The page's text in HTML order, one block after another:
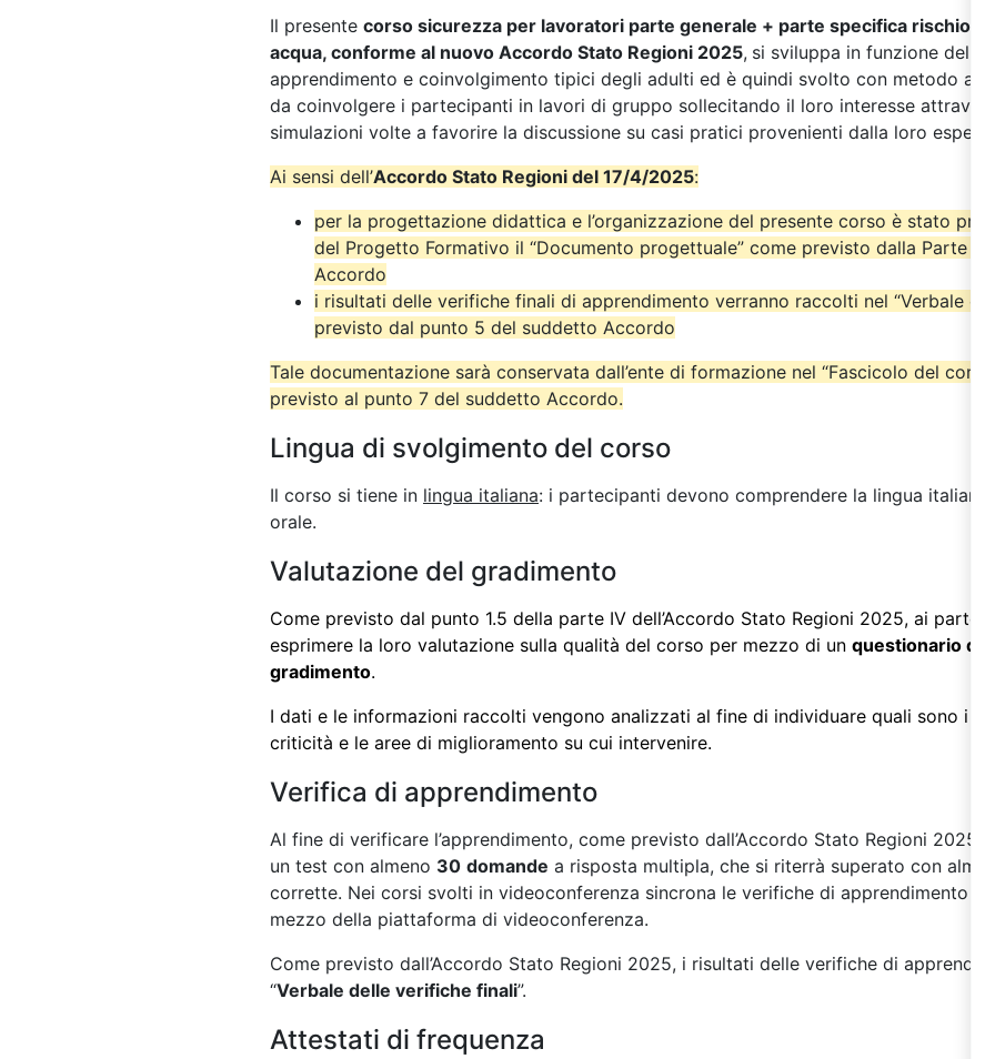
Il presente corso sicurezza per lavoratori parte generale + parte specifica rischio
acqua, conforme al nuovo Accordo Stato Regioni 2025, si sviluppa in funzione delle
apprendimento e coinvolgimento tipici degli adulti ed è quindi svolto con metodo
da coinvolgere i partecipanti in lavori di gruppo sollecitando il loro interesse
simulazioni volte a favorire la discussione su casi pratici provenienti dalla loro
Ai sensi dell’Accordo Stato Regioni del 17/4/2025:
per la progettazione didattica e l’organizzazione del presente corso è stato
del Progetto Formativo il “Documento progettuale” come previsto dalla Parte IV
Accordo
i risultati delle verifiche finali di apprendimento verranno raccolti nel “Verbale
previsto dal punto 5 del suddetto Accordo
Tale documentazione sarà conservata dall’ente di formazione nel “Fascicolo del
previsto al punto 7 del suddetto Accordo.
Lingua di svolgimento del corso
Il corso si tiene in lingua italiana: i partecipanti devono comprendere la lingua italiana
orale.
Valutazione del gradimento
Come previsto dal punto 1.5 della parte IV dell’Accordo Stato Regioni 2025, ai
esprimere la loro valutazione sulla qualità del corso per mezzo di un questionario di
gradimento.
I dati e le informazioni raccolti vengono analizzati al fine di individuare quali sono i
criticità e le aree di miglioramento su cui intervenire.
Verifica di apprendimento
Al fine di verificare l’apprendimento, come previsto dall’Accordo Stato Regioni 2025
un test con almeno 30 domande a risposta multipla, che si riterrà superato con
corrette. Nei corsi svolti in videoconferenza sincrona le verifiche di apprendimento
mezzo della piattaforma di videoconferenza.
Come previsto dall’Accordo Stato Regioni 2025, i risultati delle verifiche di
“Verbale delle verifiche finali”.
Attestati di frequenza